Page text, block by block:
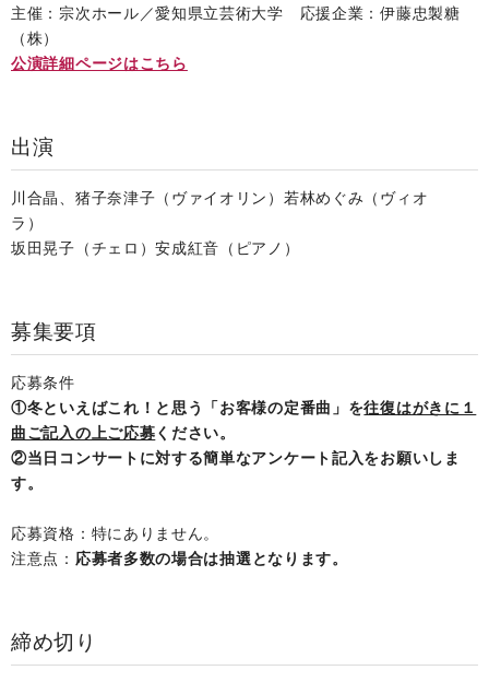
主催：宗次ホール／愛知県立芸術大学 応援企業：伊藤忠製糖
（株）
公演詳細ページはこちら
出演
川合晶、猪子奈津子（ヴァイオリン）若林めぐみ（ヴィオ
ラ）
坂田晃子（チェロ）安成紅音（ピアノ）
募集要項
応募条件
①冬といえばこれ！と思う「お客様の定番曲」を往復はがきに１
曲ご記入の上ご応募ください。
②当日コンサートに対する簡単なアンケート記入をお願いしま
す。
応募資格：特にありません。
注意点： 応募者多数の場合は抽選となります。
締め切り